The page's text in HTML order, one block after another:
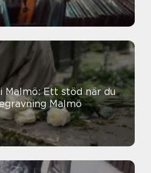
Malmö: Ett stöd när du
Malmö